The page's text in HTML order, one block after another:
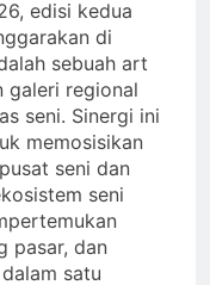
edisi kedua
di
sebuah art
regional
seni. Sinergi ini
memosisikan
seni dan
seni
pasar, dan
satu